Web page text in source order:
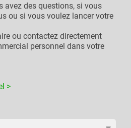
avez des questions, si vous
ou si vous voulez lancer votre
ou contactez directement
personnel dans votre
>